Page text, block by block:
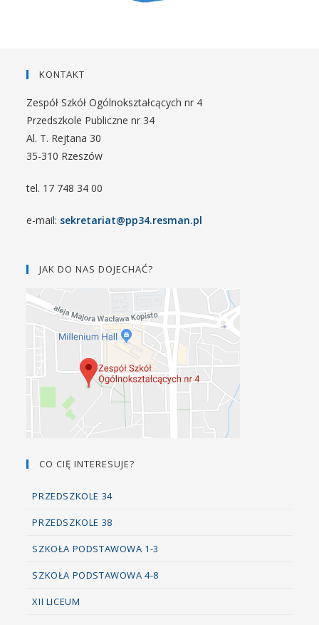
KONTAKT
Zespół Szkół Ogólnokształcących nr 4
Przedszkole Publiczne nr 34
Al. T. Rejtana 30
35-310 Rzeszów
tel. 17 748 34 00
e-mail: sekretariat@pp34.resman.pl
JAK DO NAS DOJECHAĆ?
CO CIĘ INTERESUJE?
PRZEDSZKOLE 34
PRZEDSZKOLE 38
SZKOŁA PODSTAWOWA 1-3
SZKOŁA PODSTAWOWA 4-8
XII LICEUM